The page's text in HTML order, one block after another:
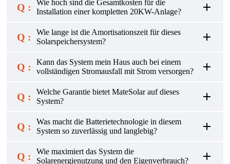
Q :
Wie hoch sind die Gesamtkosten für die
Installation einer kompletten 20KW-Anlage?
Q :
Wie lange ist die Amortisationszeit für dieses
Solarspeichersystem?
Q :
Kann das System mein Haus auch bei einem
vollständigen Stromausfall mit Strom versorgen?
Q :
Welche Garantie bietet MateSolar auf dieses
System?
Q :
Was macht die Batterietechnologie in diesem
System so zuverlässig und langlebig?
Q :
Wie maximiert das System die
Solarenergienutzung und den Eigenverbrauch?